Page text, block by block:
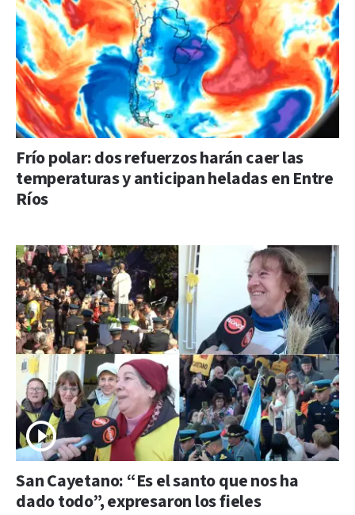
Frío polar: dos refuerzos harán caer las
temperaturas y anticipan heladas en Entre
Ríos
San Cayetano: “Es el santo que nos ha
dado todo”, expresaron los fieles